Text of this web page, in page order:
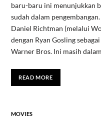
baru-baru ini menunjukkan
sudah dalam
Daniel Richtman (melalui
dengan Ryan Gosling
Warner Bros. Ini masih
READ MORE
MOVIES